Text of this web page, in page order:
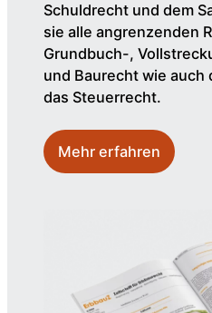
Schuldrecht und dem
sie alle angrenzenden
Grundbuch-,
und Baurecht wie auch
das Steuerrecht.
Mehr erfahren